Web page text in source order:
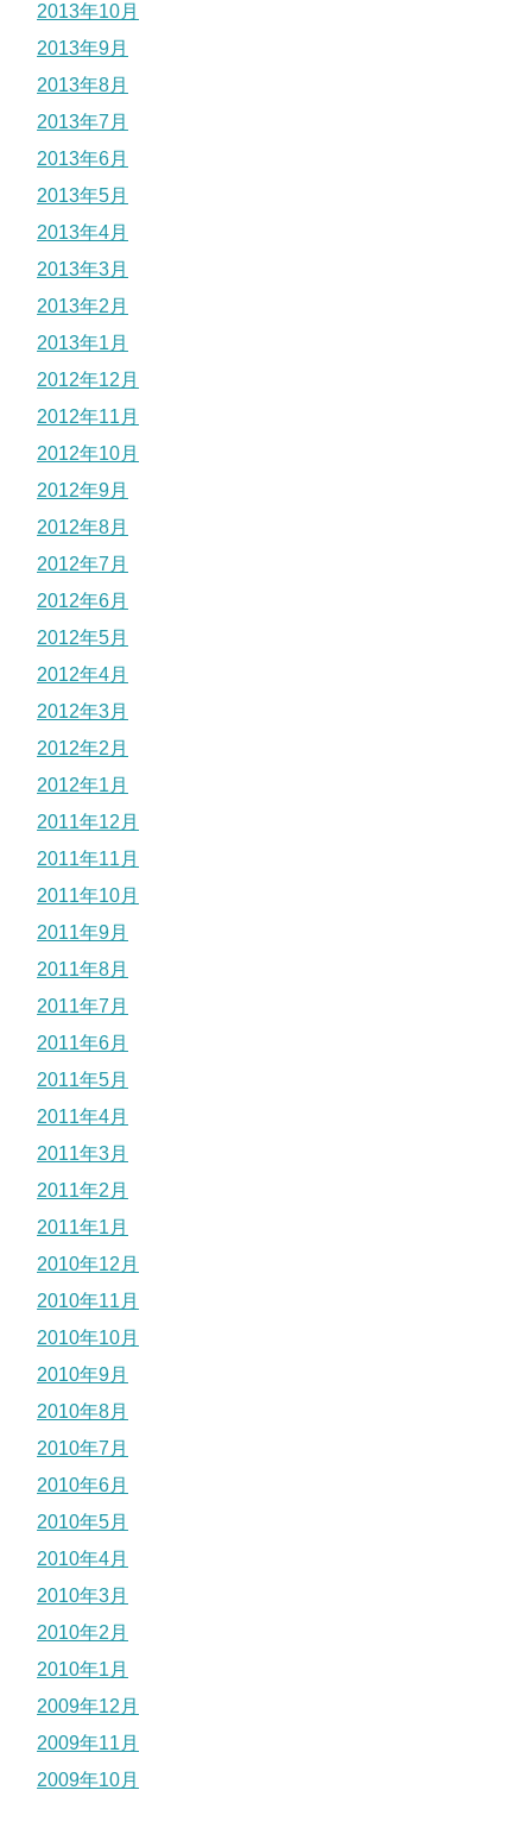
2013年10月
2013年9月
2013年8月
2013年7月
2013年6月
2013年5月
2013年4月
2013年3月
2013年2月
2013年1月
2012年12月
2012年11月
2012年10月
2012年9月
2012年8月
2012年7月
2012年6月
2012年5月
2012年4月
2012年3月
2012年2月
2012年1月
2011年12月
2011年11月
2011年10月
2011年9月
2011年8月
2011年7月
2011年6月
2011年5月
2011年4月
2011年3月
2011年2月
2011年1月
2010年12月
2010年11月
2010年10月
2010年9月
2010年8月
2010年7月
2010年6月
2010年5月
2010年4月
2010年3月
2010年2月
2010年1月
2009年12月
2009年11月
2009年10月